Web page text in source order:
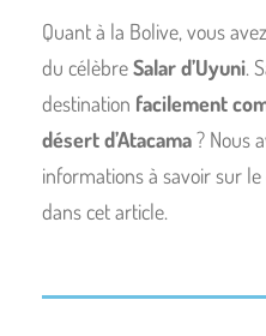
Quant à la Bolive, vous
du célèbreSalar d’Uyuni.
destination facilement
désert d’Atacama? Nous
informations à savoir sur
dans cet article.